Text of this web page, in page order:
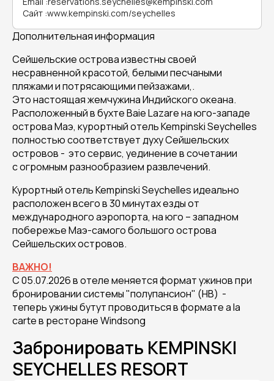
Сайт :www.kempinski.com/seychelles
Дополнительная информация
Сейшельские острова известны своей
несравненной красотой, белыми песчаными
пляжами и потрясающими пейзажами,.
Это настоящая жемчужина Индийского океана.
Расположенный в бухте Baie Lazare на юго-западе
острова Маэ, курортный отель Kempinski Seychelles
полностью соответствует духу Сейшельских
островов - это сервис, уединение в сочетании
с огромным разнообразием развлечений.
Курортный отель Kempinski Seychelles идеально
расположен всего в 30 минутах езды от
международного аэропорта, на юго – западном
побережье Маэ-самого большого острова
Сейшельских островов.
ВАЖНО!
С 05.07.2026 в отеле меняется формат ужинов при
бронировании системы "полупансион" (HB) -
теперь ужины бутут проводиться в формате a la
carte в ресторане Windsong
Забронировать KEMPINSKI
SEYCHELLES RESORT